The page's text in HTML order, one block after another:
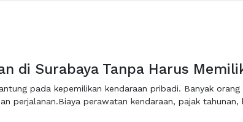
di Surabaya Tanpa Harus
pada kepemilikan kendaraan pribadi. Banyak
perjalanan.Biaya perawatan kendaraan, pajak tahunan,